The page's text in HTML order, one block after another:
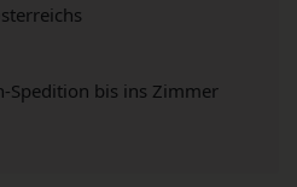
Spedition bis ins Zimmer